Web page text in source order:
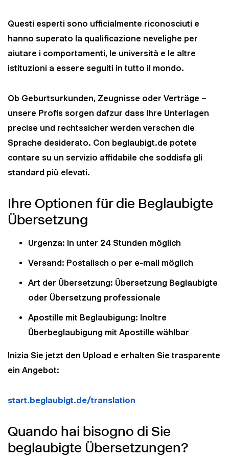
Questi esperti sono ufficialmente riconosciuti e
hanno superato la qualificazione nevelighe per
aiutare i comportamenti, le università e le altre
istituzioni a essere seguiti in tutto il mondo.
Ob Geburtsurkunden, Zeugnisse oder Verträge –
unsere Profis sorgen dafzur dass Ihre Unterlagen
precise und rechtssicher werden verschen die
Sprache desiderato. Con beglaubigt.de potete
contare su un servizio affidabile che soddisfa gli
standard più elevati.
Ihre Optionen für die Beglaubigte
Übersetzung
Urgenza: In unter 24 Stunden möglich
Versand: Postalisch o per e-mail möglich
Art der Übersetzung: Übersetzung Beglaubigte
oder Übersetzung professionale
Apostille mit Beglaubigung: Inoltre
Überbeglaubigung mit Apostille wählbar
Inizia Sie jetzt den Upload e erhalten Sie trasparente
ein Angebot:
start.beglaubigt.de/translation
Quando hai bisogno di Sie
beglaubigte Übersetzungen?